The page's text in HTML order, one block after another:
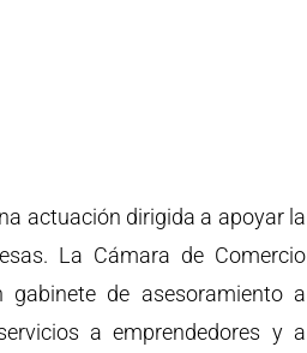
actuación dirigida a apoyar la
La Cámara de Comercio
de asesoramiento a
a emprendedores y a